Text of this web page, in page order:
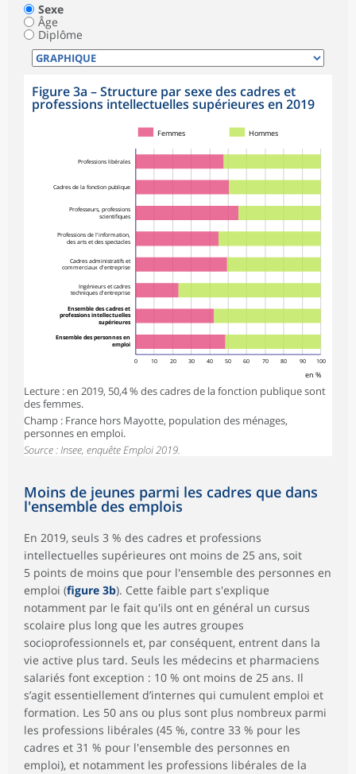
Sexe
Âge
Diplôme
Figure 3a – Structure par sexe des cadres et
professions intellectuelles supérieures en 2019
0 10 20 30 40 50 60 70 80 90 100
en %
Professions libérales
Cadres de la fonction publique
Professeurs, professions
scientifiques
Professions de l'information,
des arts et des spectacles
Cadres administratifs et
commerciaux d'entreprise
Ingénieurs et cadres
techniques d'entreprise
Ensemble des cadres et
professions intellectuelles
supérieures
Ensemble des personnes en
emploi
Femmes Hommes
Lecture : en 2019, 50,4 % des cadres de la fonction publique sont
des femmes.
Champ : France hors Mayotte, population des ménages,
personnes en emploi.
Source : Insee, enquête Emploi 2019.
Moins de jeunes parmi les cadres que dans
l'ensemble des emplois
En 2019, seuls 3 % des cadres et professions
intellectuelles supérieures ont moins de 25 ans, soit
5 points de moins que pour l'ensemble des personnes en
emploi (figure 3b). Cette faible part s'explique
notamment par le fait qu'ils ont en général un cursus
scolaire plus long que les autres groupes
socioprofessionnels et, par conséquent, entrent dans la
vie active plus tard. Seuls les médecins et pharmaciens
salariés font exception : 10 % ont moins de 25 ans. Il
s’agit essentiellement d’internes qui cumulent emploi et
formation. Les 50 ans ou plus sont plus nombreux parmi
les professions libérales (45 %, contre 33 % pour les
cadres et 31 % pour l'ensemble des personnes en
emploi), et notamment les professions libérales de la